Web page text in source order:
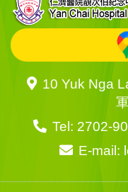
10 Yuk Nga
Tel: 2702-
E-mail: